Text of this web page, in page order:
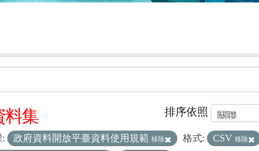
排序依照
料集
: 政府資料開放平臺資料使用規範 移除 格式: CSV 移除